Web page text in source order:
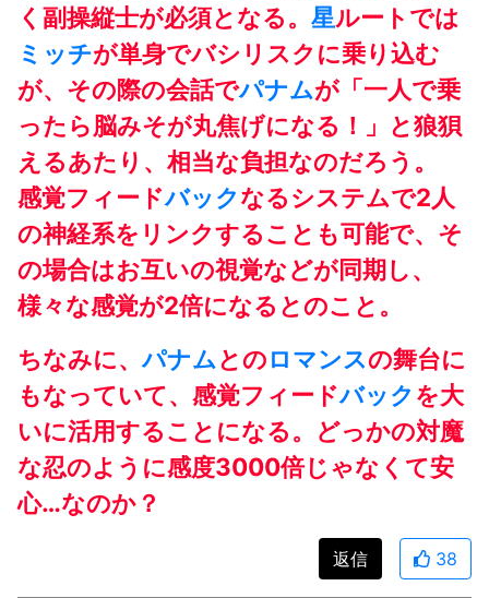
く副操縦士が必須となる。 星ルートでは
ミッチが単身でバシリスクに乗り込む
が、その際の会話でパナムが「一人で乗
ったら脳みそが丸焦げになる！」と狼狽
えるあたり、相当な負担なのだろう。
感覚フィードバックなるシステムで2人
の神経系をリンクすることも可能で、そ
の場合はお互いの視覚などが同期し、
様々な感覚が2倍になるとのこと。
ちなみに、パナムとのロマンスの舞台に
もなっていて、感覚フィードバック を大
いに活用することになる。どっかの対魔
な忍のように感度3000倍じゃなくて安
心…なのか？
返信 38